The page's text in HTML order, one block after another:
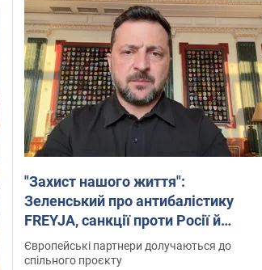
"Захист нашого життя":
Зеленський про антибалістику
FREYJA, санкції проти Росії й
підтримку аграріїв. Відео
Європейські партнери долучаються до
спільного проєкту